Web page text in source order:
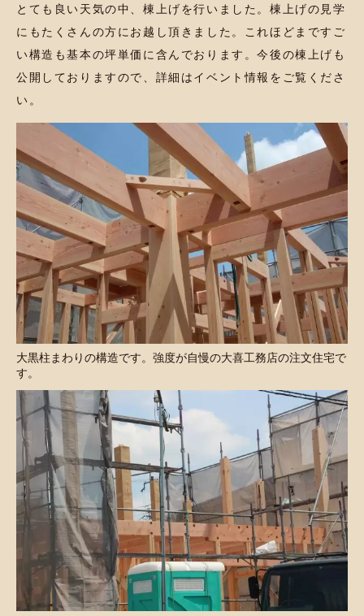
とても良い天気の中、棟上げを行いました。棟上げの見学
にもたくさんの方にお越し頂きました。これほどまですご
い構造も基本の坪単価に含んでおります。今後の棟上げも
公開しておりますので、詳細はイベント情報をご覧くださ
い。
大黒柱まわりの構造です。強度が自慢の大喜工務店の注文住宅で
す。